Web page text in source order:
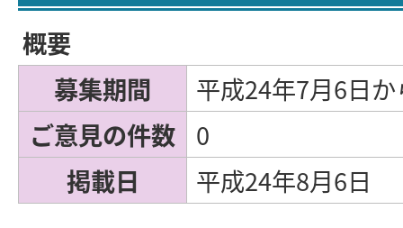
概要
募集期間
平成24年7月6日
ご意見の件数 0
掲載日
平成24年8月6日